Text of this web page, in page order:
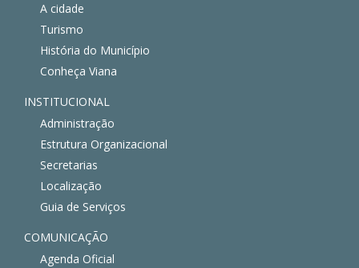
A cidade
Turismo
História do Município
Conheça Viana
INSTITUCIONAL
Administração
Estrutura Organizacional
Secretarias
Localização
Guia de Serviços
COMUNICAÇÃO
Agenda Oficial